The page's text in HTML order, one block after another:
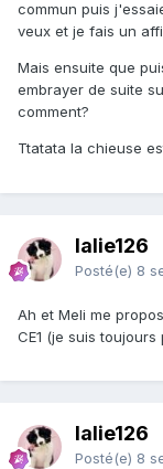
commun puis
veux et je fais un
Mais ensuite que
embrayer de suite
comment?
Ttatata la chieuse
lalie126
Posté(e) 8
Ah et Meli me
CE1 (je suis
lalie126
Posté(e) 8